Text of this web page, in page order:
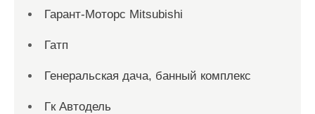
Гарант-Моторс Mitsubishi
Гатп
Генеральская дача, банный комплекс
Гк Автодель